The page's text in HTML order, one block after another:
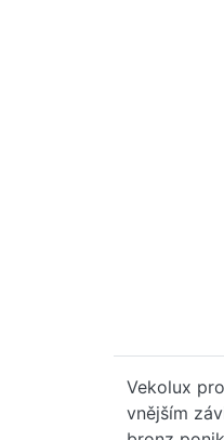
Vekolux
vnějším